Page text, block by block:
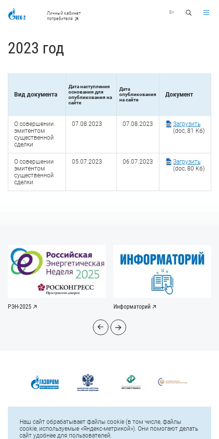
Личный кабинет
потребителя
En
2023 год
Вид документа
Дата наступления
основания для
опубликования на
сайте
Дата
опубликования
на сайте
Документ
О совершении
эмитентом
существенной
сделки
07.08.2023 07.08.2023
Загрузить
(doc, 81 Кб)
О совершении
эмитентом
существенной
сделки
05.07.2023 06.07.2023
Загрузить
(doc, 80 Кб)
РЭН-2025 Информаторий
Наш сайт обрабатывает файлы cookie (в том числе, файлы
cookie, используемые «Яндекс-метрикой»). Они помогают делать
сайт удобнее для пользователей.